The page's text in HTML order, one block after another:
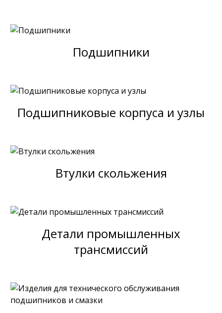
Подшипники
Подшипниковые корпуса и узлы
Втулки скольжения
Детали промышленных
трансмиссий